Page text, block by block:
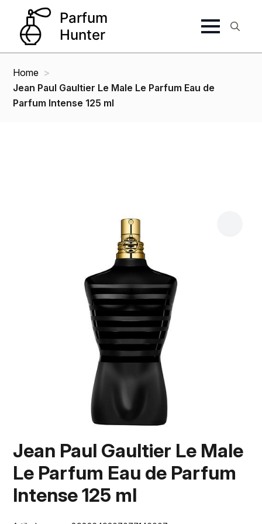
Home
Jean Paul Gaultier Le Male Le Parfum Eau de
Parfum Intense 125 ml
Jean Paul Gaultier Le Male
Le Parfum Eau de Parfum
Intense 125 ml